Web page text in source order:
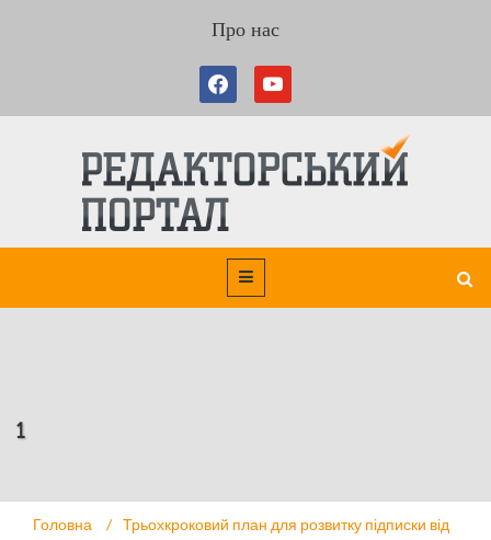
Про нас
1
Головна / Трьохкроковий план для розвитку підписки від